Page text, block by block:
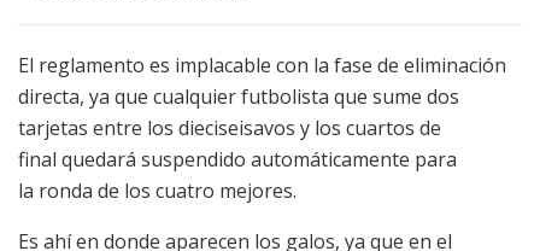
El reglamento es implacable con la fase de eliminación
directa, ya que cualquier futbolista que sume dos
tarjetas entre los dieciseisavos y los cuartos de
final quedará suspendido automáticamente para
la ronda de los cuatro mejores.
Es ahí en donde aparecen los galos, ya que en el